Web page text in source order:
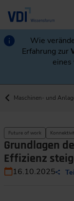
Wie
Erfahrung zur
eines
Maschinen- und
Future of work
Grundlagen
Effizienz
16.10.2025